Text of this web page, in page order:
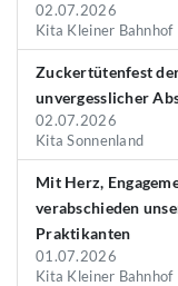
02.07.2026
Kita Kleiner Bahnhof
Zuckertütenfest
unvergesslicher
02.07.2026
Kita Sonnenland
Mit Herz,
verabschieden
Praktikanten
01.07.2026
Kita Kleiner Bahnhof